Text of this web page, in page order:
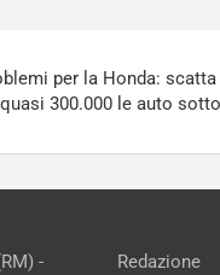
per la Honda: scatta
300.000 le auto
-
Redazione